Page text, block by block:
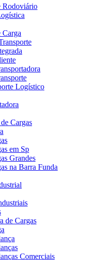
Rodoviário
Carga
Logístico
Cargas
em Sp
Grandes
na Barra Funda
de Cargas
Comerciais